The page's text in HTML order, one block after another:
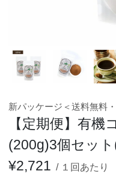
新パッケージ＜送料無料
【定期便】有機
(200g)3個セット
１回あたり
¥2,721